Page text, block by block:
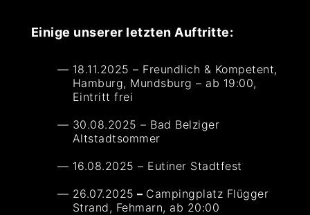
Einige unserer letzten Auftritte:
18.11.2025 – Freundlich & Kompetent,
Hamburg, Mundsburg – ab 19:00,
Eintritt frei
30.08.2025 – Bad Belziger
Altstadtsommer
16.08.2025 – Eutiner Stadtfest
26.07.2025 – Campingplatz Flügger
Strand, Fehmarn, ab 20:00